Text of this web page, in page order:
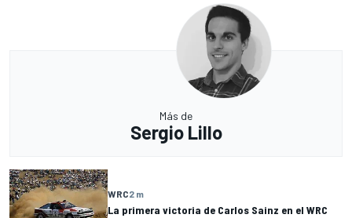
Más de
Sergio Lillo
WRC2 m
La primera victoria de Carlos Sainz en el WRC